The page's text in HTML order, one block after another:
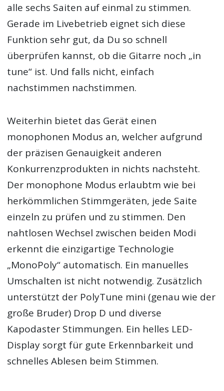
alle sechs Saiten auf einmal zu stimmen.
Gerade im Livebetrieb eignet sich diese
Funktion sehr gut, da Du so schnell
überprüfen kannst, ob die Gitarre noch „in
tune“ ist. Und falls nicht, einfach
nachstimmen nachstimmen.
Weiterhin bietet das Gerät einen
monophonen Modus an, welcher aufgrund
der präzisen Genauigkeit anderen
Konkurrenzprodukten in nichts nachsteht.
Der monophone Modus erlaubtm wie bei
herkömmlichen Stimmgeräten, jede Saite
einzeln zu prüfen und zu stimmen. Den
nahtlosen Wechsel zwischen beiden Modi
erkennt die einzigartige Technologie
„MonoPoly“ automatisch. Ein manuelles
Umschalten ist nicht notwendig. Zusätzlich
unterstützt der PolyTune mini (genau wie der
große Bruder) Drop D und diverse
Kapodaster Stimmungen. Ein helles LED-
Display sorgt für gute Erkennbarkeit und
schnelles Ablesen beim Stimmen.